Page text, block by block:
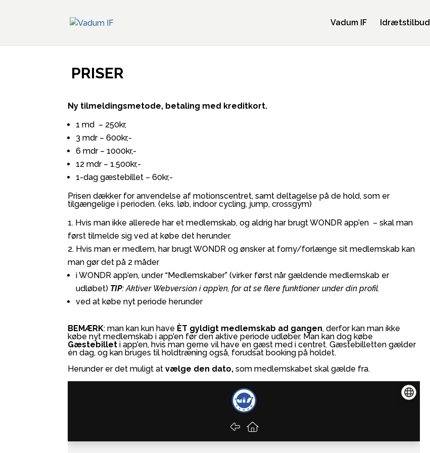
Vadum IF Idrætstilbud
PRISER
Ny tilmeldingsmetode, betaling med kreditkort.
1 md – 250kr,
3 mdr – 600kr,-
6 mdr – 1000kr,-
12 mdr – 1.500kr,-
1-dag gæstebillet – 60kr,-
Prisen dækker for anvendelse af motionscentret, samt deltagelse på de hold, som er
tilgængelige i perioden. (eks. løb, indoor cycling, jump, crossgym)
Hvis man ikke allerede har et medlemskab, og aldrig har brugt WONDR app’en – skal man
først tilmelde sig ved at købe det herunder.
Hvis man er medlem, har brugt WONDR og ønsker at forny/forlænge sit medlemskab kan
man gør det på 2 måder
i WONDR app’en, under “Medlemskaber” (virker først når gældende medlemskab er
udløbet) TIP: Aktiver Webversion i app’en, for at se flere funktioner under din profil.
ved at købe nyt periode herunder
BEMÆRK: man kan kun have ÈT gyldigt medlemskab ad gangen, derfor kan man ikke
købe nyt medlemskab i app’en før den aktive periode udløber. Man kan dog købe
Gæstebillet i app’en, hvis man gerne vil have en gæst med i centret. Gæstebilletten gælder
én dag, og kan bruges til holdtræning også, forudsat booking på holdet.
Herunder er det muligt atvælge den dato,som medlemskabet skal gælde fra.